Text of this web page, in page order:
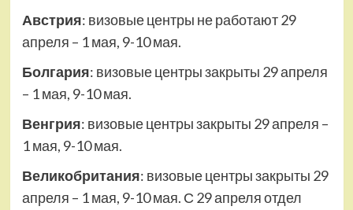
Австрия: визовые центры не работают 29
апреля – 1 мая, 9-10 мая.
Болгария: визовые центры закрыты 29 апреля
– 1 мая, 9-10 мая.
Венгрия: визовые центры закрыты 29 апреля –
1 мая, 9-10 мая.
Великобритания: визовые центры закрыты 29
апреля – 1 мая, 9-10 мая. С 29 апреля отдел